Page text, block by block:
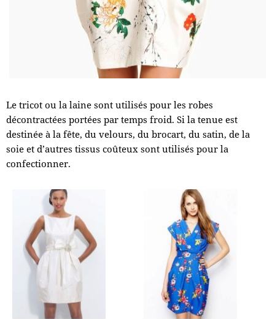
Le tricot ou la laine sont utilisés pour les robes
décontractées portées par temps froid. Si la tenue est
destinée à la fête, du velours, du brocart, du satin, de la
soie et d’autres tissus coûteux sont utilisés pour la
confectionner.